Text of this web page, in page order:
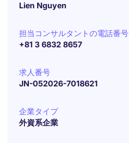
Lien Nguyen
担当コンサルタントの電話番号
+81 3 6832 8657
求人番号
JN-052026-7018621
企業タイプ
外資系企業